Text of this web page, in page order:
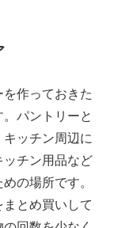
作っておきた
パントリーと
ッチン周辺に
チン用品など
の場所です。
とめ買いして